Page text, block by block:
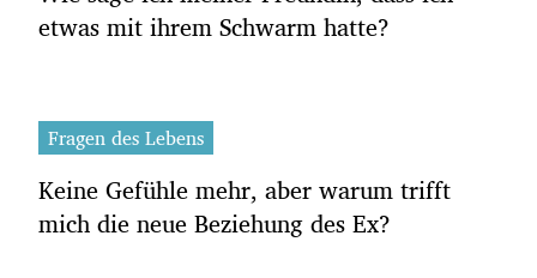
etwas mit ihrem Schwarm hatte?
Fragen des Lebens
Keine Gefühle mehr, aber warum trifft
mich die neue Beziehung des Ex?